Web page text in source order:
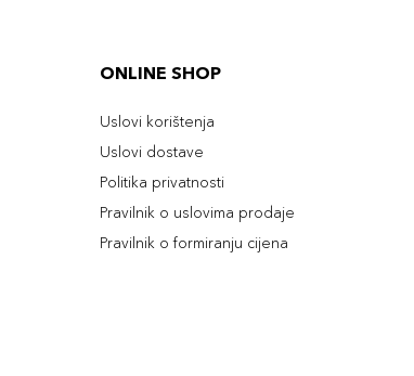
ONLINE SHOP
Uslovi korištenja
Uslovi dostave
Politika privatnosti
Pravilnik o uslovima prodaje
Pravilnik o formiranju cijena